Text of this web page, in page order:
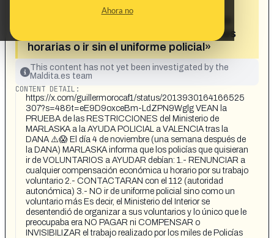
Ahora no
Marlaska impuso restricciones a los
renunciar al salario o a compensaciones
horarias o ir sin el uniforme policial»
This content has not yet been investigated by the
Maldita.es team
CONTENT DETAIL:
https://x.com/guillermorocaf1/status/2013930164166525
307?s=48&t=eE9D9oxceBm-LdZPN9Wglg VEAN la
PRUEBA de las RESTRICCIONES del Ministerio de
MARLASKA a la AYUDA POLICIAL a VALENCIA tras la
DANA ⚠️😱 El día 4 de noviembre (una semana después de
la DANA) MARLASKA informa que los policías que quisieran
ir de VOLUNTARIOS a AYUDAR debían: 1.- RENUNCIAR a
cualquier compensación económica u horario por su trabajo
voluntario 2.- CONTACTARAN con el 112 (autoridad
autonómica) 3.- NO ir de uniforme policial sino como un
voluntario más Es decir, el Ministerio del Interior se
desentendió de organizar a sus voluntarios y lo único que le
preocupaba era NO PAGAR ni COMPENSAR o
INVISIBILIZAR el trabajo realizado por los miles de Policías